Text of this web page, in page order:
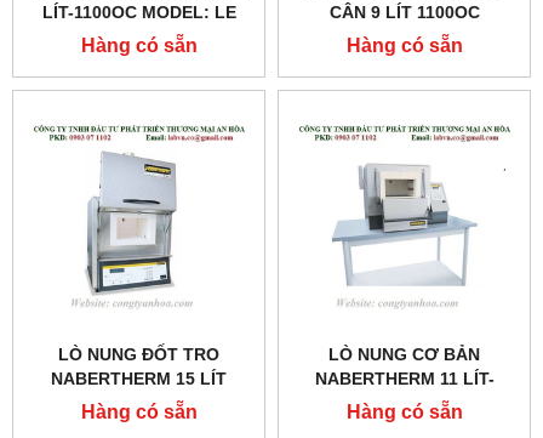
LÍT-1100OC MODEL: LE
4/11
Hàng có sẵn
CÂN 9 LÍT 1100OC
MODEL:L9/11/SW
Hàng có sẵn
LÒ NUNG ĐỐT TRO
NABERTHERM 15 LÍT
1100OC MODEL:LVT15/11
Hàng có sẵn
LÒ NUNG CƠ BẢN
NABERTHERM 11 LÍT-
1280OC MODEL: N 11/H
Hàng có sẵn